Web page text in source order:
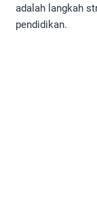
adalah langkah
pendidikan.